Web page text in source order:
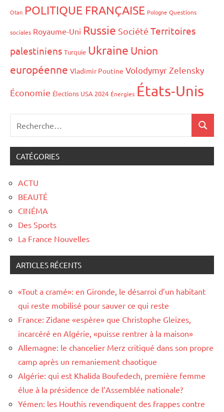
Otan POLITIQUE FRANÇAISE Pologne Questions
sociales Royaume-Uni Russie Société Territoires
palestiniens Turquie Ukraine Union
européenne Vladimir Poutine Volodymyr Zelensky
Économie Élections USA 2024 Énergies États-Unis
CATÉGORIES
ACTU
BEAUTÉ
CINÉMA
Des Sports
La France Nouvelles
ARTICLES RÉCENTS
«Tout a cramé»: en Gironde, le désarroi d’un habitant
qui reste mobilisé pour sauver ce qui reste
France: Zidane «espère» que Christophe Gleizes,
incarcéré en Algérie, «puisse rentrer à la maison»
Allemagne: le chancelier Merz critiqué dans son propre
camp après un remaniement chaotique
Algérie: qui est Khalida Boufedech, première femme
élue à la présidence de l’Assemblée nationale?
Yémen: les Houthis revendiquent des frappes contre